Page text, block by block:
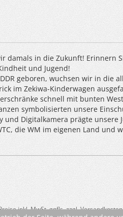
damals in die Zukunft! Erinnern
und Jugend!
geboren, wuchsen wir in die
im Zekiwa-Kinderwagen
schnell mit bunten
symbolisierten unsere
Digitalkamera prägte unsere
die WM im eigenen Land und
inkl. MwSt. ggfls. zzgl.